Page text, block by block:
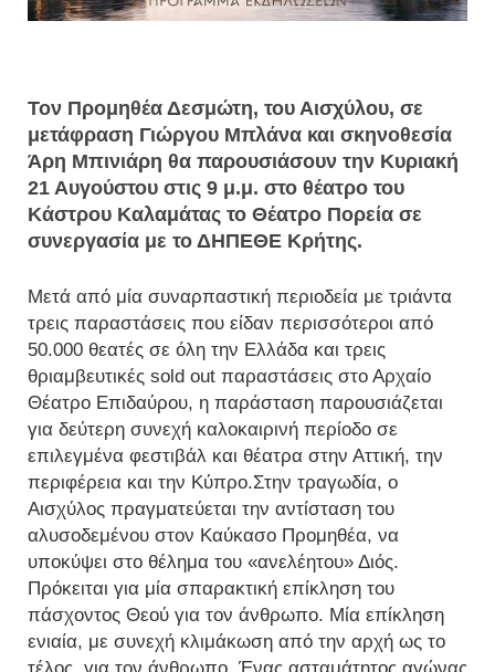
Τον Προμηθέα Δεσμώτη, του Αισχύλου, σε
μετάφραση Γιώργου Μπλάνα και σκηνοθεσία
Άρη Μπινιάρη θα παρουσιάσουν την Κυριακή
21 Αυγούστου στις 9 μ.μ. στο θέατρο του
Κάστρου Καλαμάτας το Θέατρο Πορεία σε
συνεργασία με το ΔΗΠΕΘΕ Κρήτης.
Μετά από μία συναρπαστική περιοδεία με τριάντα
τρεις παραστάσεις που είδαν περισσότεροι από
50.000 θεατές σε όλη την Ελλάδα και τρεις
θριαμβευτικές sold out παραστάσεις στο Αρχαίο
Θέατρο Επιδαύρου, η παράσταση παρουσιάζεται
για δεύτερη συνεχή καλοκαιρινή περίοδο σε
επιλεγμένα φεστιβάλ και θέατρα στην Αττική, την
περιφέρεια και την Κύπρο.Στην τραγωδία, ο
Αισχύλος πραγματεύεται την αντίσταση του
αλυσοδεμένου στον Καύκασο Προμηθέα, να
υποκύψει στο θέλημα του «ανελέητου» Διός.
Πρόκειται για μία σπαρακτική επίκληση του
πάσχοντος Θεού για τον άνθρωπο. Μία επίκληση
ενιαία, με συνεχή κλιμάκωση από την αρχή ως το